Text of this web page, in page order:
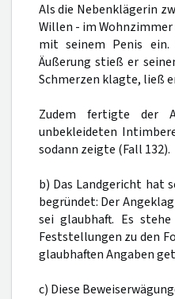
Als die Nebenklägerin
Willen - im
mit seinem Penis
Äußerung stieß er
Schmerzen klagte, ließ
Zudem fertigte der
unbekleideten
sodann zeigte (Fall 132).
b) Das Landgericht hat
begründet: Der
sei glaubhaft. Es
Feststellungen zu den
glaubhaften Angaben
c) Diese